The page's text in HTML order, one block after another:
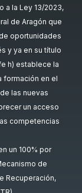
a la Ley 13/2023,
de Aragón que
oportunidades
y ya en su título
h) establece la
formación en el
las nuevas
un acceso
competencias
un 100% por
de
Recuperación,